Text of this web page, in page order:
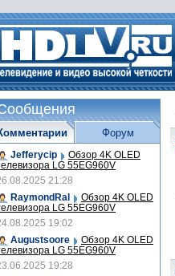
Jefferycip Обзор 4K OLED
LG 55EG960V
21:28
RaymondRal
Обзор 4K OLED
LG 55EG960V
19:02
Augustsoore
Обзор 4K OLED
LG 55EG960V
19:28
Форум